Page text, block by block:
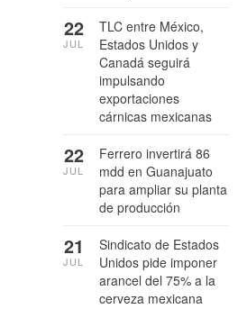
TLC entre México,
Estados Unidos y
Canadá seguirá
impulsando
exportaciones
cárnicas mexicanas
22
JUL
Ferrero invertirá 86
mdd en Guanajuato
para ampliar su planta
de producción
22
JUL
Sindicato de Estados
Unidos pide imponer
arancel del 75% a la
cerveza mexicana
21
JUL